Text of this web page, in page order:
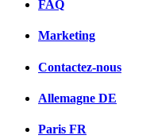
FAQ
Marketing
Contactez-nous
Allemagne DE
Paris FR